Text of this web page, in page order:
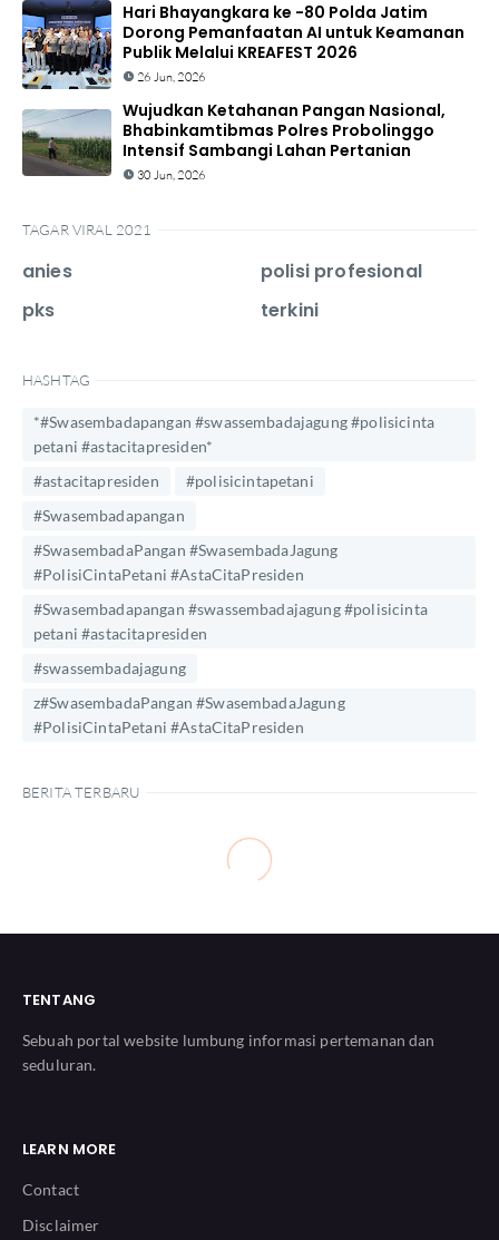
Hari Bhayangkara ke -80 Polda Jatim
Dorong Pemanfaatan AI untuk Keamanan
Publik Melalui KREAFEST 2026
26 Jun, 2026
Wujudkan Ketahanan Pangan Nasional,
Bhabinkamtibmas Polres Probolinggo
Intensif Sambangi Lahan Pertanian
30 Jun, 2026
TAGAR VIRAL 2021
anies
pks
polisi profesional
terkini
HASHTAG
*#Swasembadapangan #swassembadajagung #polisicinta
petani #astacitapresiden*
#astacitapresiden
#polisicintapetani
#Swasembadapangan
#SwasembadaPangan #SwasembadaJagung
#PolisiCintaPetani #AstaCitaPresiden
#Swasembadapangan #swassembadajagung #polisicinta
petani #astacitapresiden
#swassembadajagung
z#SwasembadaPangan #SwasembadaJagung
#PolisiCintaPetani #AstaCitaPresiden
BERITA TERBARU
TENTANG
Sebuah portal website lumbung informasi pertemanan dan
seduluran.
LEARN MORE
Contact
Disclaimer